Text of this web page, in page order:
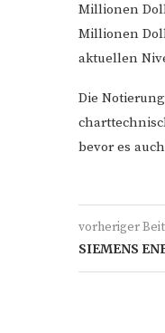
Millionen
Millionen
aktuellen
Die
bevor es
vorheriger
SIEMENS